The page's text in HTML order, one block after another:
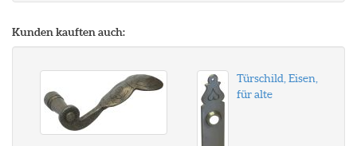
Kunden kauften auch:
Türschild, Eisen,
für alte